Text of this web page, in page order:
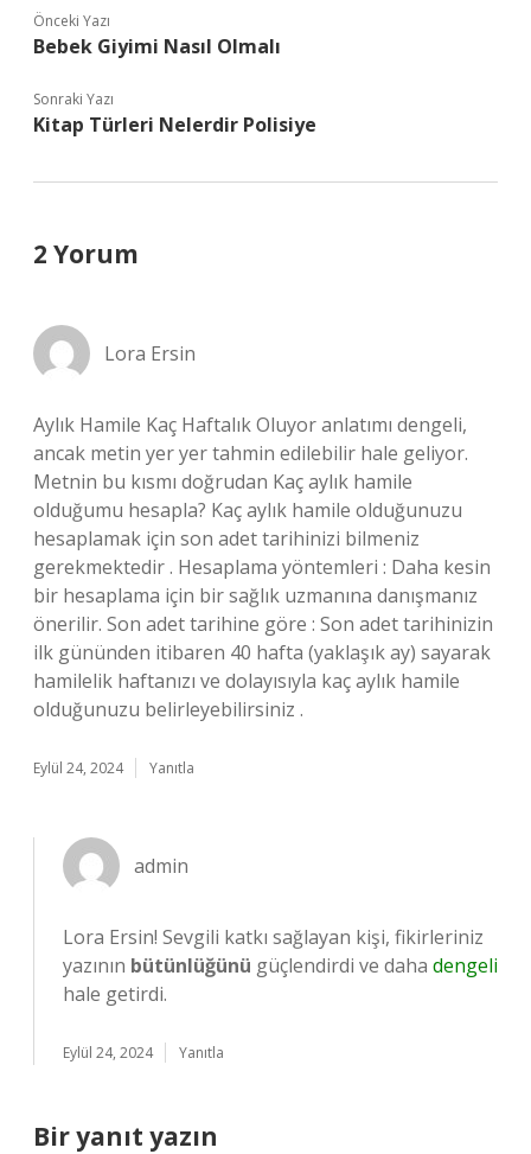
Önceki Yazı
Bebek Giyimi Nasıl Olmalı
Sonraki Yazı
Kitap Türleri Nelerdir Polisiye
2 Yorum
Lora Ersin
Aylık Hamile Kaç Haftalık Oluyor anlatımı dengeli,
ancak metin yer yer tahmin edilebilir hale geliyor.
Metnin bu kısmı doğrudan Kaç aylık hamile
olduğumu hesapla? Kaç aylık hamile olduğunuzu
hesaplamak için son adet tarihinizi bilmeniz
gerekmektedir . Hesaplama yöntemleri : Daha kesin
bir hesaplama için bir sağlık uzmanına danışmanız
önerilir. Son adet tarihine göre : Son adet tarihinizin
ilk gününden itibaren 40 hafta (yaklaşık ay) sayarak
hamilelik haftanızı ve dolayısıyla kaç aylık hamile
olduğunuzu belirleyebilirsiniz .
Eylül 24, 2024 Yanıtla
admin
Lora Ersin! Sevgili katkı sağlayan kişi, fikirleriniz
yazının bütünlüğünü güçlendirdi ve daha dengeli
hale getirdi.
Eylül 24, 2024 Yanıtla
Bir yanıt yazın